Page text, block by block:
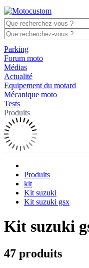
Parking
Forum moto
Médias
Actualité
Equipement du motard
Mécanique moto
Tests
Produits
Produits
kit
Kit suzuki
Kit suzuki gsx
Kit suzuki
47 produits